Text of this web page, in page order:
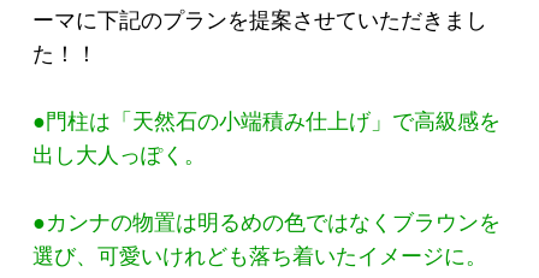
ーマに下記のプランを提案させていただきまし
た！！
●門柱は「天然石の小端積み仕上げ」で高級感を
出し大人っぽく。
●カンナの物置は明るめの色ではなくブラウンを
選び、可愛いけれども落ち着いたイメージに。